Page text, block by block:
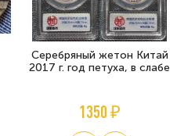
Серебряный жетон Китай
2017 г. год петуха, в слабе
1350 ₽